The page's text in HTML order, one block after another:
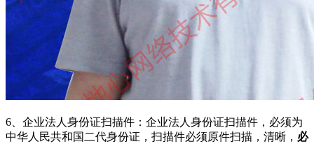
6、企业法人身份证扫描件：企业法人身份证扫描件，必须为
中华人民共和国二代身份证，扫描件必须原件扫描，清晰， 必